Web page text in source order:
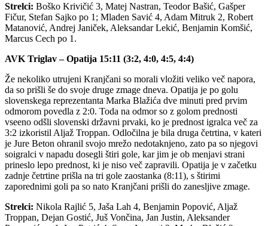
Strelci: Boško Krivičić 3, Matej Nastran, Teodor Bašić, Gašper
Fičur, Stefan Sajko po 1; Mladen Savić 4, Adam Mitruk 2, Robert
Matanović, Andrej Janiček, Aleksandar Lekić, Benjamin Komšić,
Marcus Cech po 1.
AVK Triglav – Opatija 15:11 (3:2, 4:0, 4:5, 4:4)
Že nekoliko utrujeni Kranjčani so morali vložiti veliko več napora,
da so prišli še do svoje druge zmage dneva. Opatija je po golu
slovenskega reprezentanta Marka Blažića dve minuti pred prvim
odmorom povedla z 2:0. Toda na odmor so z golom prednosti
vseeno odšli slovenski državni prvaki, ko je prednost igralca več za
3:2 izkoristil Aljaž Troppan. Odločilna je bila druga četrtina, v kateri
je Jure Beton ohranil svojo mrežo nedotaknjeno, zato pa so njegovi
soigralci v napadu dosegli štiri gole, kar jim je ob menjavi strani
prineslo lepo prednost, ki je niso več zapravili. Opatija je v začetku
zadnje četrtine prišla na tri gole zaostanka (8:11), s štirimi
zaporednimi goli pa so nato Kranjčani prišli do zanesljive zmage.
Strelci: Nikola Rajlić 5, Jaša Lah 4, Benjamin Popović, Aljaž
Troppan, Dejan Gostić, Juš Vončina, Jan Justin, Aleksander